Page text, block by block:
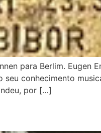
para Berlim. Eugen
conhecimento
por […]